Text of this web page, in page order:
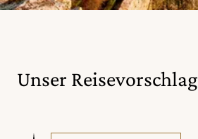
Unser Reisevorschlag